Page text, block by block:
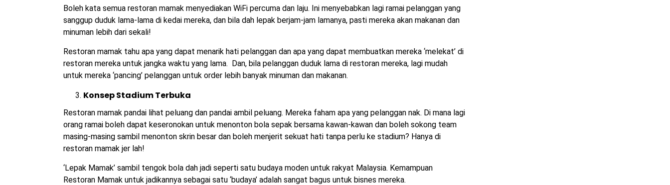
Boleh kata semua restoran mamak menyediakan WiFi percuma dan laju. Ini menyebabkan lagi ramai pelanggan yang
sanggup duduk lama-lama di kedai mereka, dan bila dah lepak berjam-jam lamanya, pasti mereka akan makanan dan
minuman lebih dari sekali!
Restoran mamak tahu apa yang dapat menarik hati pelanggan dan apa yang dapat membuatkan mereka ‘melekat’ di
restoran mereka untuk jangka waktu yang lama. Dan, bila pelanggan duduk lama di restoran mereka, lagi mudah
untuk mereka ‘pancing’ pelanggan untuk order lebih banyak minuman dan makanan.
Konsep Stadium Terbuka
Restoran mamak pandai lihat peluang dan pandai ambil peluang. Mereka faham apa yang pelanggan nak. Di mana lagi
orang ramai boleh dapat keseronokan untuk menonton bola sepak bersama kawan-kawan dan boleh sokong team
masing-masing sambil menonton skrin besar dan boleh menjerit sekuat hati tanpa perlu ke stadium? Hanya di
restoran mamak jer lah!
‘Lepak Mamak’ sambil tengok bola dah jadi seperti satu budaya moden untuk rakyat Malaysia. Kemampuan
Restoran Mamak untuk jadikannya sebagai satu ‘budaya’ adalah sangat bagus untuk bisnes mereka.